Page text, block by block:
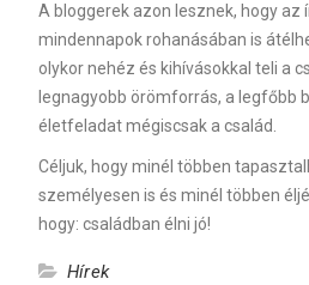
A bloggerek azon lesznek, hogy az
mindennapok rohanásában is
olykor nehéz és kihívásokkal teli a
legnagyobb örömforrás, a legfőbb
életfeladat mégiscsak a család.
Céljuk, hogy minél többen
személyesen is és minél többen
hogy: családban élni jó!
Hírek